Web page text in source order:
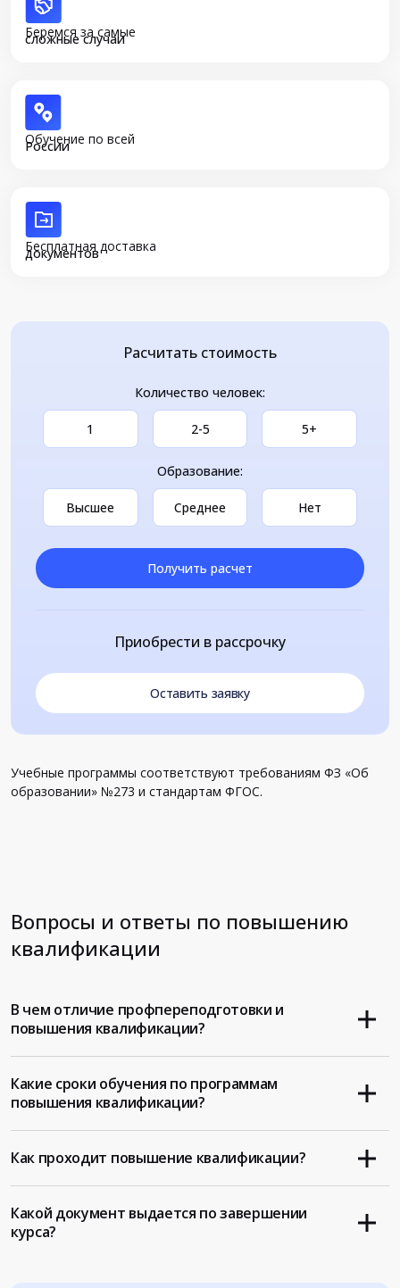
Беремся за самые
сложные случаи
Обучение по всей
России
Бесплатная доставка
документов
Расчитать стоимость
Количество человек:
1 2-5 5+
Образование:
Высшее Среднее Нет
Получить расчет
Приобрести в рассрочку
Оставить заявку
Учебные программы соответствуют требованиям ФЗ «Об
образовании» №273 и стандартам ФГОС.
Вопросы и ответы по повышению
квалификации
В чем отличие профпереподготовки и
повышения квалификации?
Какие сроки обучения по программам
повышения квалификации?
Как проходит повышение квалификации?
Какой документ выдается по завершении
курса?